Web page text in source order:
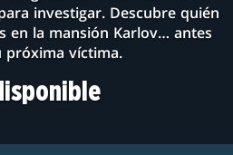
investigar. Descubre quién
en la mansión Karlov… antes
próxima víctima.